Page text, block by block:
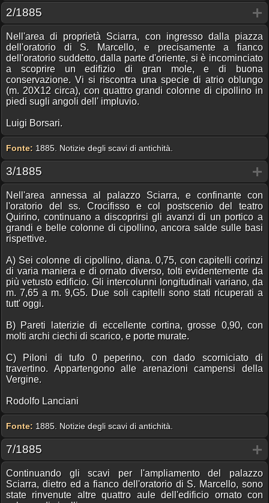
2/1885
Nell'area di proprietà Sciarra, con ingresso dalla piazza
dell'oratorio di S. Marcello, e precisamente a fianco
dell'oratorio suddetto, dalla parte d'oriente, si è incominciato
a scoprire un edifizio di gran mole, e di buona
conservazione. Vi si riscontra una specie di atrio oblungo
(m. 20X12 circa), con quattro grandi colonne di cipollino in
piedi sugli angoli dell' impluvio.
Luigi Borsari.
Fonte: 1885. Notizie degli scavi di antichità.
3/1885
Nell'area annessa al palazzo Sciarra, e confinante con
l'oratorio del ss. Crocifisso e col postscenio del teatro
Quirino, continuano a discoprirsi gli avanzi di un portico a
grandi e belle colonne di cipollino, ancora salde sulle basi
rispettive.
A) Sei colonne di cipollino, diana. 0,75, con capitelli corinzi
di varia maniera e di ornato diverso, tolti evidentemente da
più vetusto edificio. Gli intercolunni longitudinali variano, da
m. 7,65 a m. 9,G5. Due soli capitelli sono stati ricuperati a
tutt' oggi.
B) Pareti laterizie di eccellente cortina, grosse 0,90, con
molti archi ciechi di scarico, e porte murate.
C) Piloni di tufo 0 peperino, con dado scorniciato di
travertino. Appartengono alle arenazioni campensi della
Vergine.
Rodolfo Lanciani
Fonte: 1885. Notizie degli scavi di antichità.
7/1885
Continuando gli scavi per l'ampliamento del palazzo
Sciarra, dietro ed a fianco dell'oratorio di S. Marcello, sono
state rinvenute altre quattro aule dell'edificio ornato con